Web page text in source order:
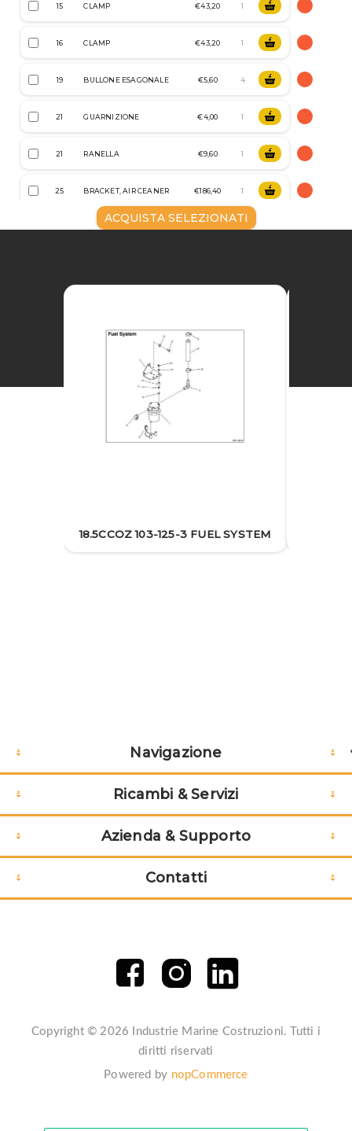
15 CLAMP €43,20
16 CLAMP €43,20
19 BULLONE ESAGONALE €5,60
21 GUARNIZIONE €4,00
21 RANELLA €9,60
25 BRACKET, AIR CEANER €186,40
FILTRO ARIA
CAMP, HOSE €3,60
ACQUISTA SELEZIONATI
18.5CCOZ 103-125-3 FUEL SYSTEM
Navigazione
Ricambi & Servizi
Azienda & Supporto
Contatti
Copyright © 2026 Industrie Marine Costruzioni. Tutti i
diritti riservati
Powered by nopCommerce